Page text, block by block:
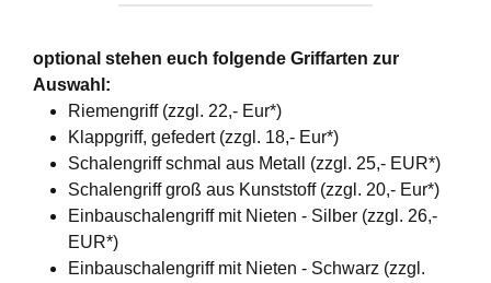
optional stehen euch folgende Griffarten zur
Auswahl:
Riemengriff (zzgl. 22,- Eur*)
Klappgriff, gefedert (zzgl. 18,- Eur*)
Schalengriff schmal aus Metall (zzgl. 25,- EUR*)
Schalengriff groß aus Kunststoff (zzgl. 20,- Eur*)
Einbauschalengriff mit Nieten - Silber (zzgl. 26,-
EUR*)
Einbauschalengriff mit Nieten - Schwarz (zzgl.